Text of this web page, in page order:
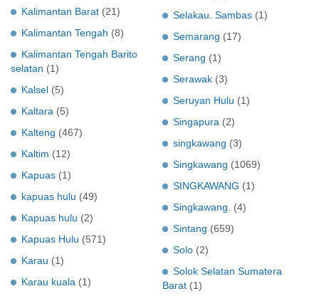
Kalimantan Barat (21)
Kalimantan Tengah (8)
Kalimantan Tengah Barito
selatan (1)
Kalsel (5)
Kaltara (5)
Kalteng (467)
Kaltim (12)
Kapuas (1)
kapuas hulu (49)
Kapuas hulu (2)
Kapuas Hulu (571)
Karau (1)
Karau kuala (1)
Selakau. Sambas (1)
Semarang (17)
Serang (1)
Serawak (3)
Seruyan Hulu (1)
Singapura (2)
singkawang (3)
Singkawang (1069)
SINGKAWANG (1)
Singkawang.
(4)
Sintang (659)
Solo (2)
Solok Selatan Sumatera
Barat (1)